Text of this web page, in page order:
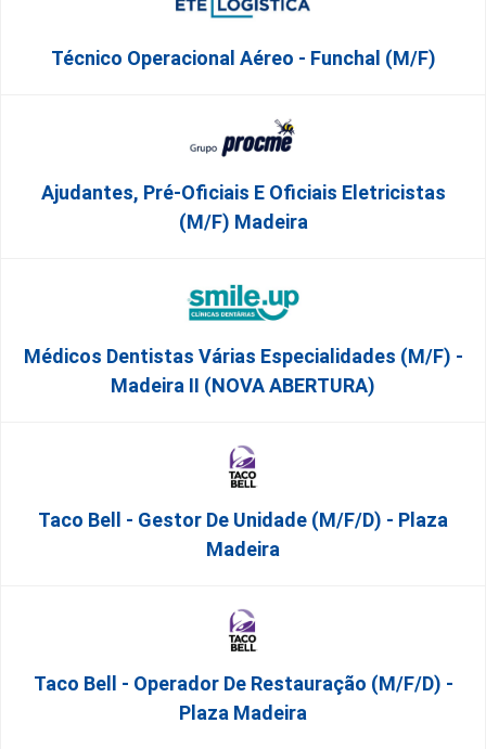
Técnico Operacional Aéreo - Funchal (m/f)
Ajudantes, Pré-Oficiais E Oficiais Eletricistas
(m/f) Madeira
Médicos Dentistas Várias Especialidades (M/F) -
Madeira II (NOVA ABERTURA)
Taco Bell - Gestor De Unidade (m/f/d) - Plaza
Madeira
Taco Bell - Operador De Restauração (m/f/d) -
Plaza Madeira